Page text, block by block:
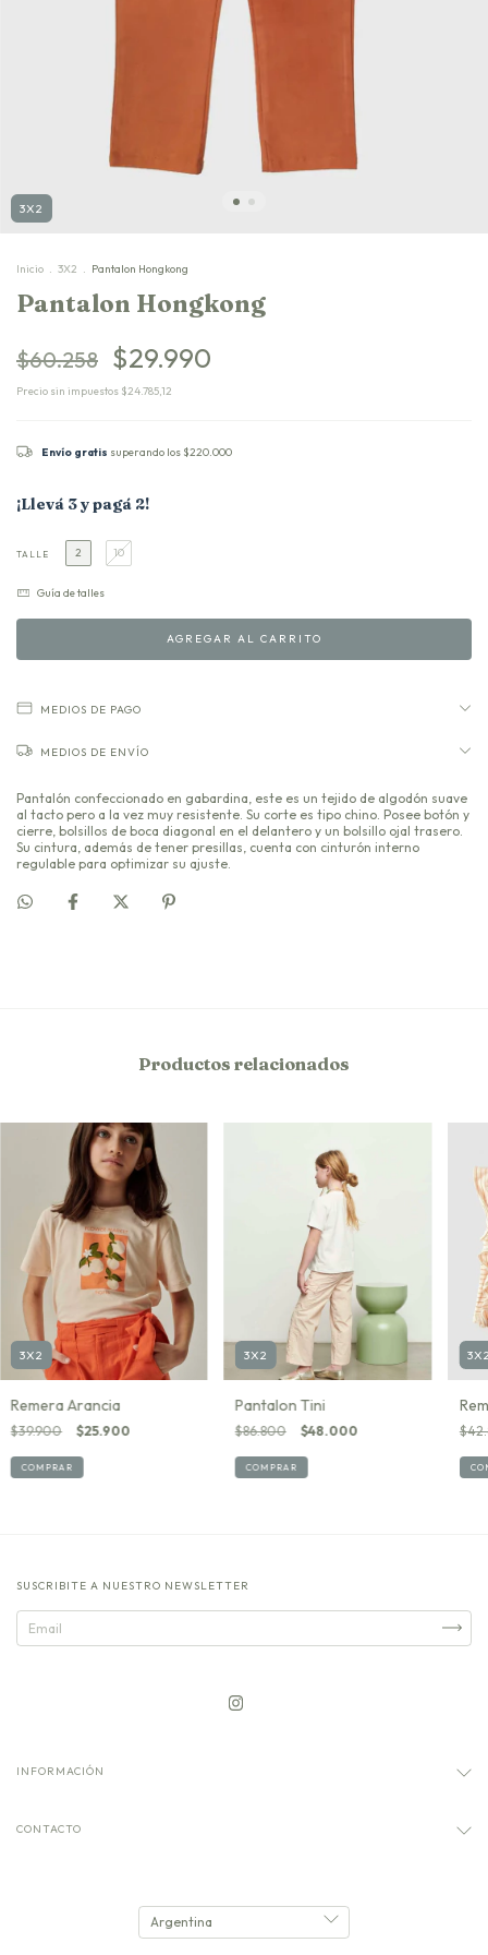
3X2
Inicio . 3X2 . Pantalon Hongkong
Pantalon Hongkong
$60.258 $29.990
Precio sin impuestos $24.785,12
Envío gratis superando los $220.000
¡Llevá 3 y pagá 2!
TALLE 2 10
Guía de talles
MEDIOS DE PAGO
MEDIOS DE ENVÍO
Pantalón confeccionado en gabardina, este es un tejido de algodón suave
al tacto pero a la vez muy resistente. Su corte es tipo chino. Posee botón y
cierre, bolsillos de boca diagonal en el delantero y un bolsillo ojal trasero.
Su cintura, además de tener presillas, cuenta con cinturón interno
regulable para optimizar su ajuste.
Productos relacionados
3X2
Remera Arancia
$39.900 $25.900
COMPRAR
3X2
Pantalon Tini
$86.800 $48.000
COMPRAR
SUSCRIBITE A NUESTRO NEWSLETTER
INFORMACIÓN
CONTACTO